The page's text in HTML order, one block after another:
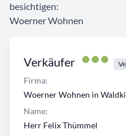
Verkäufer
Firma:
Woerner Wohnen in
Name:
Herr Felix Thümmel
besichtigen:
Woerner Wohnen